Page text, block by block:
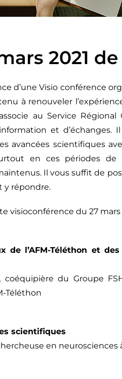
2021 de
d’une Visio conférence
à renouveler
au Service
et
avancées scientifiques
en ces périodes
Il vous suffit de
y répondre.
visioconférence du 27
de l’AFM-Téléthon et
coéquipière du Groupe
Téléthon
scientifiques
en neurosciences